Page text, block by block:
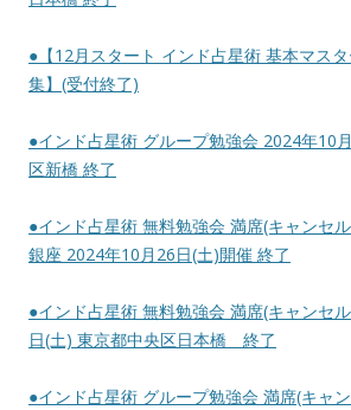
●【12月スタート インド占星術 基本マス
集】(受付終了)
●インド占星術 グループ勉強会 2024年10
区新橋 終了
●インド占星術 無料勉強会 満席(キャンセ
銀座 2024年10月26日(土)開催 終了
●インド占星術 無料勉強会 満席(キャンセ
日(土) 東京都中央区日本橋 終了
●インド占星術 グループ勉強会 満席(キャ